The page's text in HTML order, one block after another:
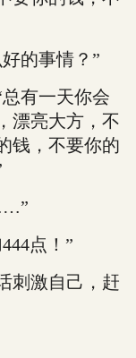
的事情？”
有一天你会
漂亮大方，不
钱，不要你的
点！”
激自己，赶